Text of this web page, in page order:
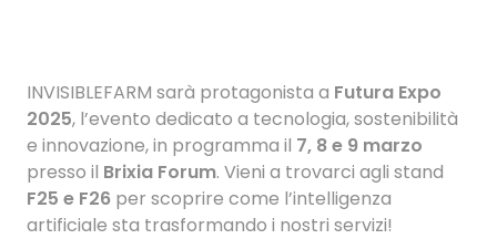
INVISIBLEFARM sarà protagonista a Futura Expo
2025, l’evento dedicato a tecnologia, sostenibilità
e innovazione, in programma il 7, 8 e 9 marzo
presso il Brixia Forum. Vieni a trovarci agli stand
F25 e F26 per scoprire come l’intelligenza
artificiale sta trasformando i nostri servizi!